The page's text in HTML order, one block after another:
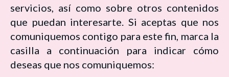
servicios, así como sobre otros contenidos
que puedan interesarte. Si aceptas que nos
comuniquemos contigo para este fin, marca la
casilla a continuación para indicar cómo
deseas que nos comuniquemos: